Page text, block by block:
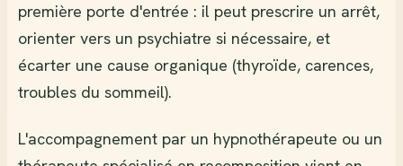
première porte d'entrée : il peut prescrire un arrêt,
orienter vers un psychiatre si nécessaire, et
écarter une cause organique (thyroïde, carences,
troubles du sommeil).
L'accompagnement par un hypnothérapeute ou un